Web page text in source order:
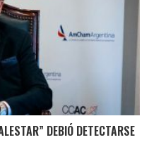
DEBIÓ DETECTARSE